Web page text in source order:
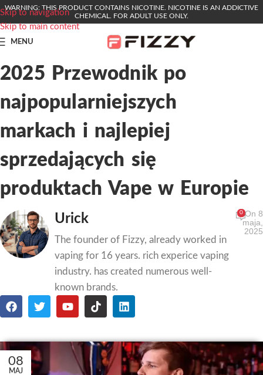
Skip to navigation
Skip to main content
WARNING: THIS PRODUCT CONTAINS NICOTINE. NICOTINE IS AN ADDICTIVE
CHEMICAL. FOR ADULT USE ONLY.
MENU
2025 Przewodnik po
najpopularniejszych
markach i najlepiej
sprzedających się
produktach Vape w Europie
Urick
The founder of Fizzy, already worked in
vaping for 16 years. rich experice vaping
industry. has created numerous well-
known brands.
0 On 8
maja,
2025
08
MAJ